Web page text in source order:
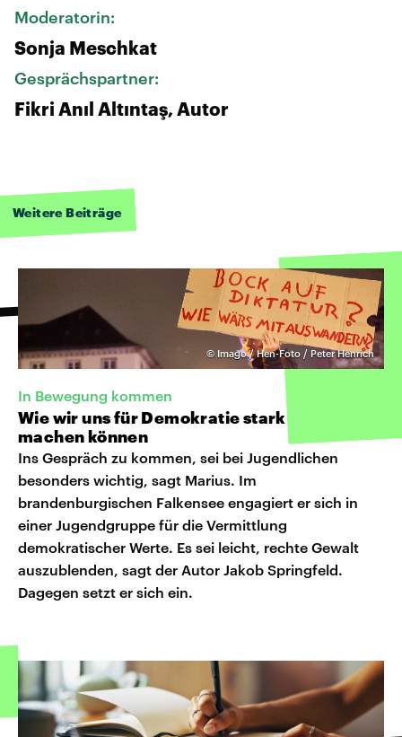
Moderatorin:
Sonja Meschkat
Gesprächspartner:
Fikri Anıl Altıntaş, Autor
Weitere Beiträge
© Imago / Hen-Foto / Peter Henrich
In Bewegung kommen
Wie wir uns für Demokratie stark
machen können
Ins Gespräch zu kommen, sei bei Jugendlichen
besonders wichtig, sagt Marius. Im
brandenburgischen Falkensee engagiert er sich in
einer Jugendgruppe für die Vermittlung
demokratischer Werte. Es sei leicht, rechte Gewalt
auszublenden, sagt der Autor Jakob Springfeld.
Dagegen setzt er sich ein.